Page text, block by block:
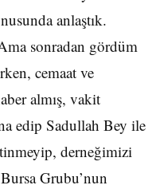
anlaştık.
sonradan gördüm
cemaat ve
almış, vakit
edip Sadullah Bey ile
derneğimizi
Grubu’nun